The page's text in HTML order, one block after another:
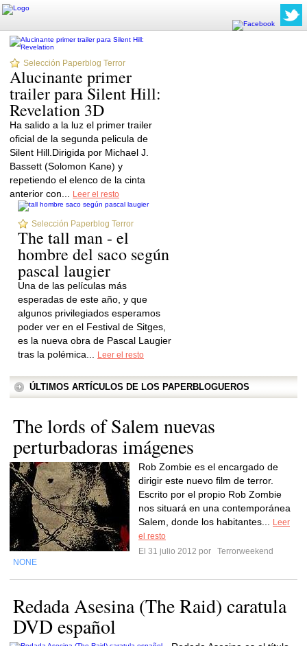
Selección Paperblog Terror
Alucinante primer
trailer para Silent Hill:
Revelation 3D
Ha salido a la luz el primer trailer
oficial de la segunda pelicula de
Silent Hill.Dirigida por Michael J.
Bassett (Solomon Kane) y
repetiendo el elenco de la cinta
anterior con...
Leer el resto
Selección Paperblog Terror
The tall man - el
hombre del saco según
pascal laugier
Una de las películas más
esperadas de este año, y que
algunos privilegiados esperamos
poder ver en el Festival de Sitges,
es la nueva obra de Pascal Laugier
tras la polémica...
Leer el resto
ÚLTIMOS ARTÍCULOS DE LOS PAPERBLOGUEROS
The lords of Salem nuevas
perturbadoras imágenes
Rob Zombie es el encargado de
dirigir este nuevo film de terror.
Escrito por el propio Rob Zombie
nos situará en una contemporánea
Salem, donde los habitantes...
Leer
el resto
El 31 julio 2012 por
Terrorweekend
NONE
Redada Asesina (The Raid) caratula
DVD español